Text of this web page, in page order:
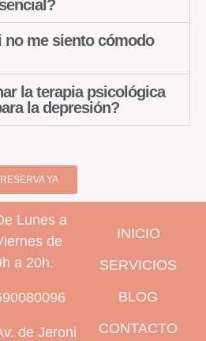
no me siento cómodo
la terapia psicológica
la depresión?
RESERVA YA
Lunes a
de
a 20h.
de Jeroni
INICIO
SERVICIOS
BLOG
CONTACTO